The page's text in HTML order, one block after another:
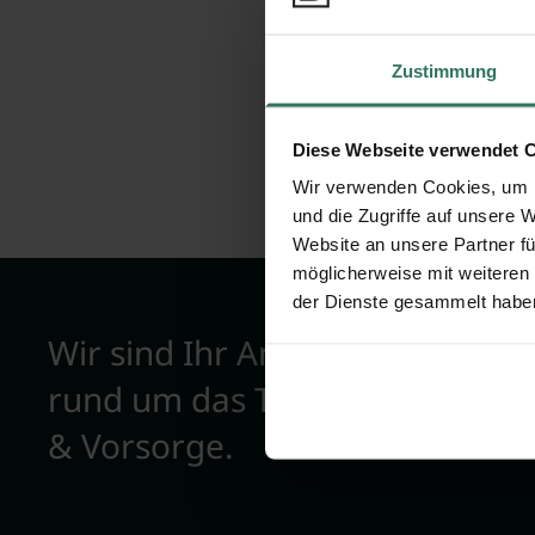
Zustimmung
Diese Webseite verwendet
Wir verwenden Cookies,
und die Zugriffe auf unsere
Website an unsere Partner
möglicherweise mit
der Dienste gesammelt
Wir sind Ihr Ansprechpartner
rund um das Thema Bestattung
& Vorsorge.